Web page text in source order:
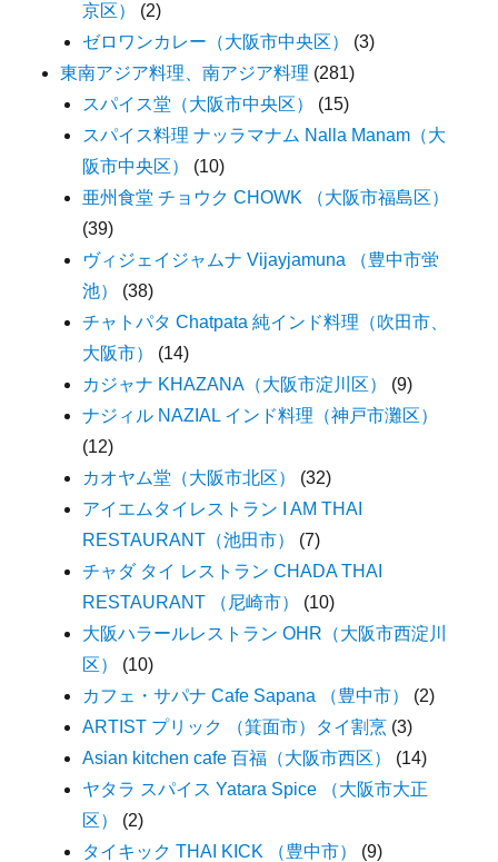
京区）
(2)
ゼロワンカレー（大阪市中央区）
(3)
東南アジア料理、南アジア料理 (281)
スパイス堂（大阪市中央区）
(15)
スパイス料理 ナッラマナム Nalla Manam（大
阪市中央区）
(10)
亜州食堂 チョウク CHOWK （大阪市福島区）
(39)
ヴィジェイジャムナ Vijayjamuna （豊中市蛍
池）
(38)
チャトパタ Chatpata 純インド料理（吹田市、
大阪市）
(14)
カジャナ KHAZANA（大阪市淀川区）
(9)
ナジィル NAZIAL インド料理（神戸市灘区）
(12)
カオヤム堂（大阪市北区）
(32)
アイエムタイレストラン I AM THAI
RESTAURANT（池田市）
(7)
チャダ タイ レストラン CHADA THAI
RESTAURANT （尼崎市）
(10)
大阪ハラールレストラン OHR（大阪市西淀川
区）
(10)
カフェ・サパナ Cafe Sapana （豊中市）
(2)
ARTIST プリック （箕面市）タイ割烹 (3)
Asian kitchen cafe 百福（大阪市西区）
(14)
ヤタラ スパイス Yatara Spice （大阪市大正
区）
(2)
タイキック THAI KICK （豊中市）
(9)